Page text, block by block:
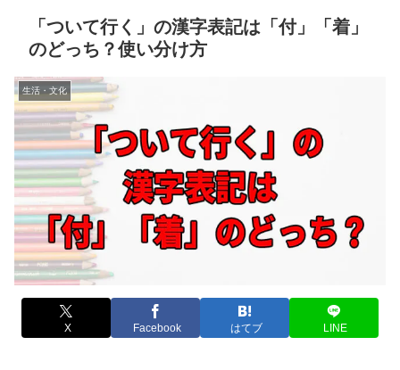
「ついて行く」の漢字表記は「付」「着」
のどっち？使い分け方
生活・文化
X Facebook はてブ LINE